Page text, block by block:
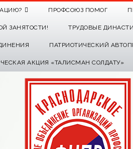
ПРОФСОЮЗ ПОМОГ
ЗАНЯТОСТИ! ТРУДОВЫЕ
ПАТРИОТИЧЕСКИЙ
АКЦИЯ «ТАЛИСМАН СОЛДАТУ»